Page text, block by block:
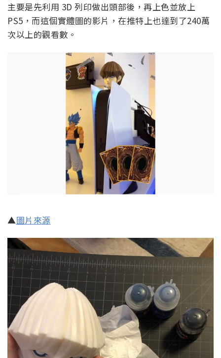
主要是先利用 3D 列印做出頭部後，再上色並放上
PS5，而這個實體圖的影片，在推特上也達到了240萬
次以上的觀看數。
▲圖片來源